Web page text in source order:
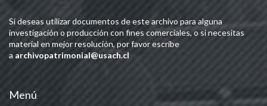
Si deseas utilizar documentos de este archivo para alguna
investigación o producción con fines comerciales, o si necesitas
material en mejor resolución, por favor escribe
a archivopatrimonial@usach.cl
Menú